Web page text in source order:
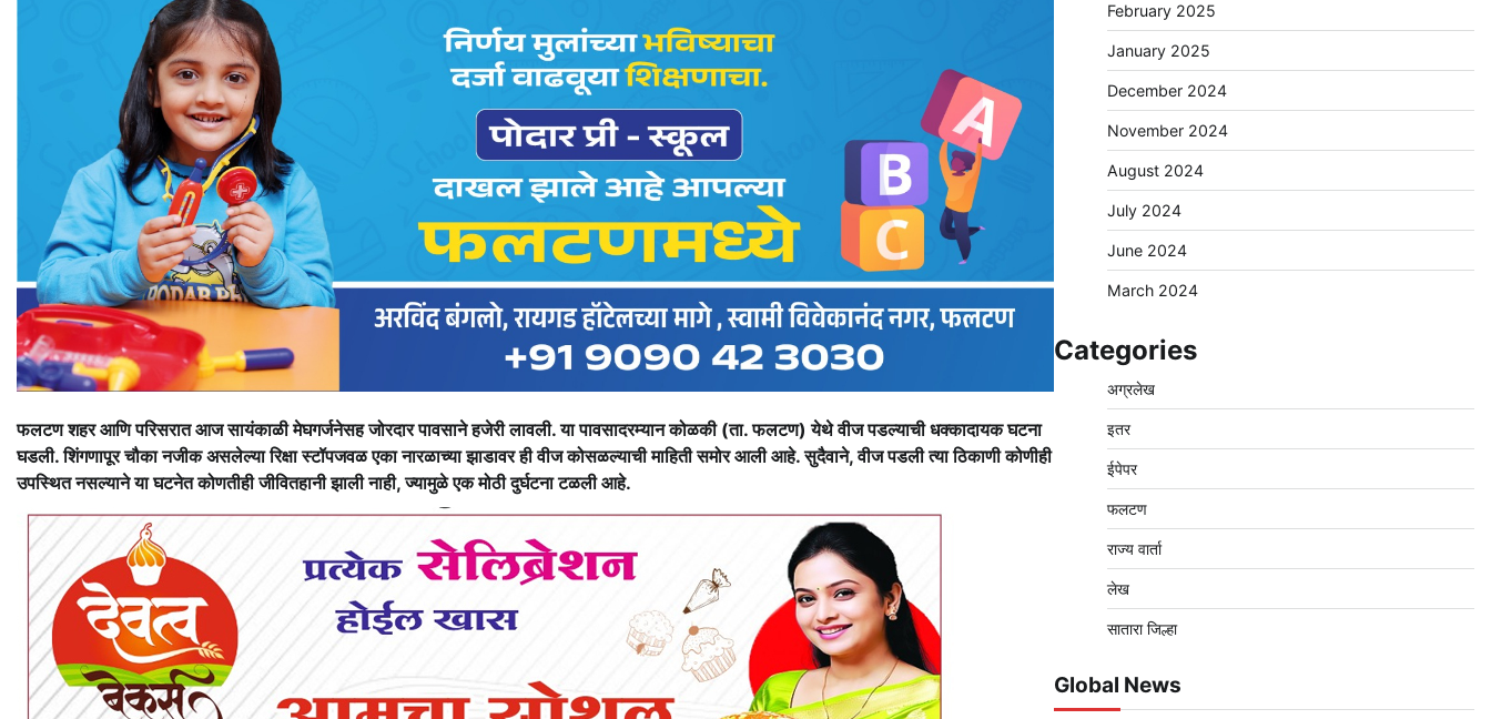
फलटण शहर आणि परिसरात आज सायंकाळी मेघगर्जनेसह जोरदार पावसाने हजेरी लावली. या पावसादरम्यान कोळकी (ता. फलटण) येथे वीज पडल्याची धक्कादायक घटना
घडली. शिंगणापूर चौका नजीक असलेल्या रिक्षा स्टॉपजवळ एका नारळाच्या झाडावर ही वीज कोसळल्याची माहिती समोर आली आहे. सुदैवाने, वीज पडली त्या ठिकाणी कोणीही
उपस्थित नसल्याने या घटनेत कोणतीही जीवितहानी झाली नाही, ज्यामुळे एक मोठी दुर्घटना टळली आहे.
February 2025
January 2025
December 2024
November 2024
August 2024
July 2024
June 2024
March 2024
Categories
अग्रलेख
इतर
ईपेपर
फलटण
राज्य वार्ता
लेख
सातारा जिल्हा
Global News